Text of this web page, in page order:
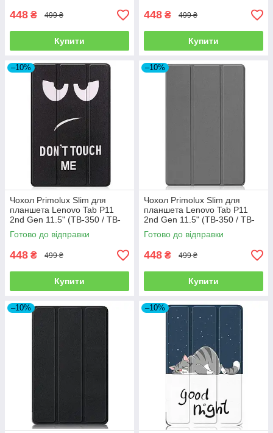
448 ₴ 499 ₴
Купити
448 ₴ 499 ₴
Купити
–10%
Чохол Primolux Slim для
планшета Lenovo Tab P11
2nd Gen 11.5" (TB-350 / TB-
355) - Don`t Touch
Готово до відправки
448 ₴ 499 ₴
Купити
–10%
Чохол Primolux Slim для
планшета Lenovo Tab P11
2nd Gen 11.5" (TB-350 / TB-
355) - Grey
Готово до відправки
448 ₴ 499 ₴
Купити
–10% –10%